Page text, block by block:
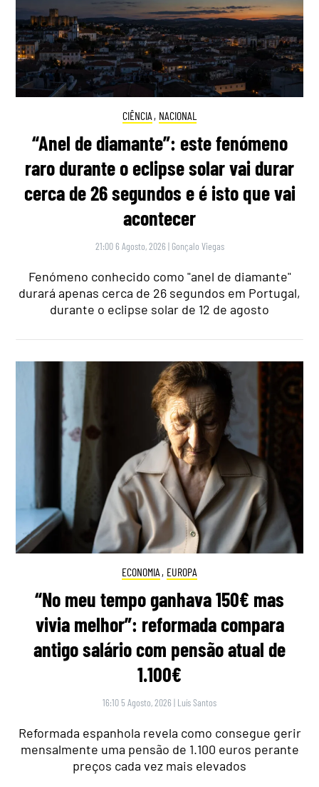
CIÊNCIA , NACIONAL
“Anel de diamante”: este fenómeno
raro durante o eclipse solar vai durar
cerca de 26 segundos e é isto que vai
acontecer
21:00 6 Agosto, 2026 | Gonçalo Viegas
Fenómeno conhecido como "anel de diamante"
durará apenas cerca de 26 segundos em Portugal,
durante o eclipse solar de 12 de agosto
ECONOMIA , EUROPA
“No meu tempo ganhava 150€ mas
vivia melhor”: reformada compara
antigo salário com pensão atual de
1.100€
16:10 5 Agosto, 2026 | Luís Santos
Reformada espanhola revela como consegue gerir
mensalmente uma pensão de 1.100 euros perante
preços cada vez mais elevados